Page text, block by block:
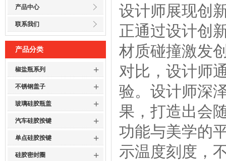
产品中心
联系我们
产品分类
椒盐瓶系列 +
不锈钢盖子 +
玻璃硅胶瓶盖 +
汽车硅胶按键 +
单点硅胶按键 +
硅胶密封圈 +
设计师展现创
正通过设计创
材质碰撞激发
对比，设计师
验。设计师深
果，打造出会
功能与美学的
示温度刻度，